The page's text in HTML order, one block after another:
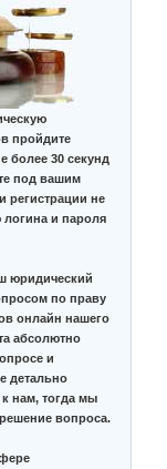
пройдите
более 30 секунд
под вашим
регистрации не
и пароля
юридический
по праву
онлайн нашего
абсолютно
и
детально
нам, тогда мы
вопроса.